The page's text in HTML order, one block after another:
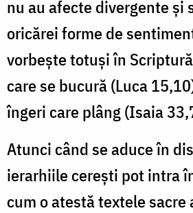
nu au afecte divergente şi
oricărei forme de
vorbeşte totuşi în
care se bucură (Luca
îngeri care plâng (Isaia
Atunci când se aduce în
ierarhiile cereşti pot intra
cum o atestă textele sacre